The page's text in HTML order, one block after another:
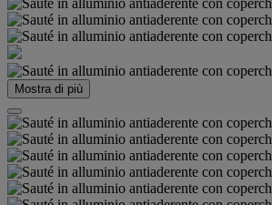
Mostra di più